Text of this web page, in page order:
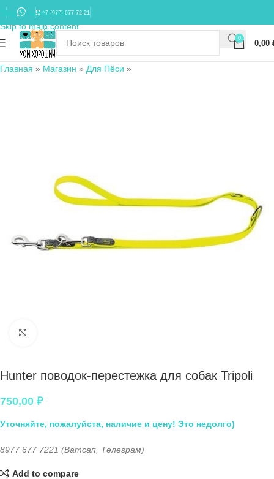
Skip to navigation
Skip to main content
+7 (977) 677-72-21
0
0,00
Главная » Магазин » Для Пёси »
Hunter поводок-перестежка для собак Tripoli
750,00 ₽
Уточняйте, пожалуйста, наличие и цену! Это недолго)
8977 677 7221 (Ватсап, Телеграм)
Add to compare